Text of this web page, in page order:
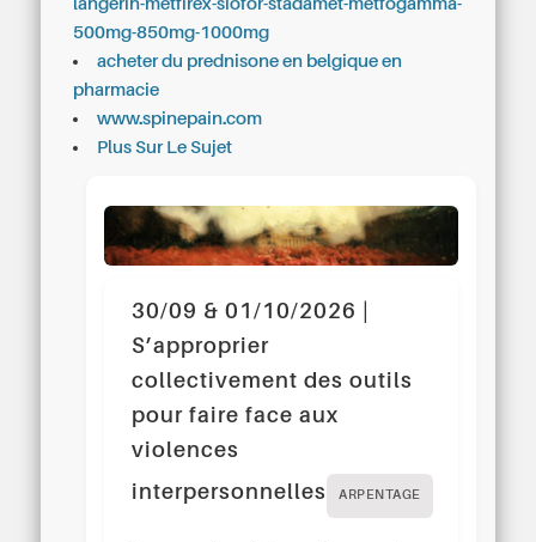
langerin-metfirex-siofor-stadamet-metfogamma-
500mg-850mg-1000mg
acheter du prednisone en belgique en
pharmacie
www.spinepain.com
Plus Sur Le Sujet
30/09 & 01/10/2026 |
S’approprier
collectivement des outils
pour faire face aux
violences
interpersonnelles
ARPENTAGE